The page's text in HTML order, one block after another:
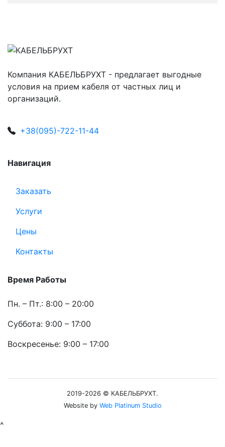
Компания КАБЕЛЬБРУХТ - предлагает выгодные
условия на прием кабеля от частных лиц и
организаций.
+38(095)-722-11-44
Навигация
Заказать
Услуги
Цены
Контакты
Время Работы
Пн. – Пт.: 8:00 – 20:00
Суббота: 9:00 – 17:00
Воскресенье: 9:00 – 17:00
2019-2026 © КАБЕЛЬБРУХТ.
Website by Web Platinum Studio
^